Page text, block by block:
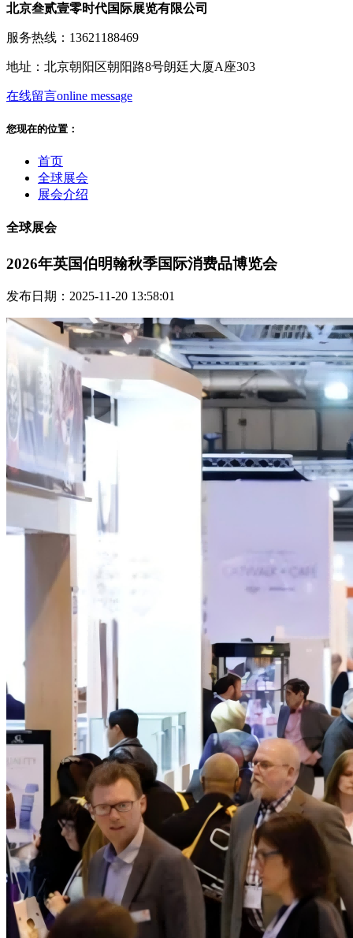
北京叁贰壹零时代国际展览有限公司
服务热线：13621188469
地址：北京朝阳区朝阳路8号朗廷大厦A座303
在线留言online message
您现在的位置：
首页
全球展会
展会介绍
全球展会
2026年英国伯明翰秋季国际消费品博览会
发布日期：2025-11-20 13:58:01